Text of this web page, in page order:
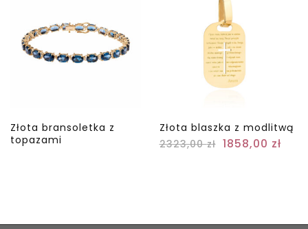
Złota bransoletka z
topazami
Złota blaszka z modlitwą
2323,00zł 1858,00 zł